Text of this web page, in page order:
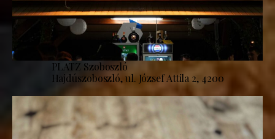
PLATZ Szoboszló
Hajdúszoboszló, ul. József Attila 2, 4200